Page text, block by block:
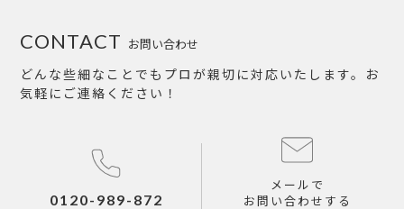
お問い合わせ
CONTACT
どんな些細なことでもプロが親切に対応いたします。お
気軽にご連絡ください！
0120-989-872
メールで
お問い合わせする